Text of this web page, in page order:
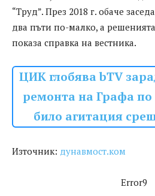
“Труд”. През 2018 г. обаче
два пъти по-малко, а
показа справка на вестника.
ЦИК глобява bTV
ремонта на Графа
било агитация
Източник: дунавмост.ком
Error9